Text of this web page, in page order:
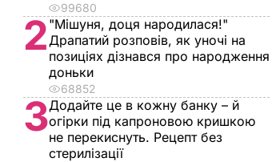
99680
2 "Мішуня, доця народилася!"
Драпатий розповів, як уночі на
позиціях дізнався про народження
доньки
68852
3Додайте це в кожну банку – й
огірки під капроновою кришкою
не перекиснуть. Рецепт без
стерилізації